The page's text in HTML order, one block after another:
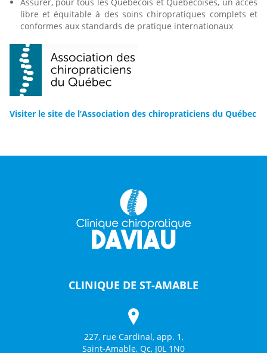
libre et équitable à des soins chiropratiques complets et
conformes aux standards de pratique internationaux
Visiter le site de l’Association des chiropraticiens du Québec
CLINIQUE DE ST-AMABLE
227, rue Cardinal, app. 1,
Saint-Amable, Qc, J0L 1N0